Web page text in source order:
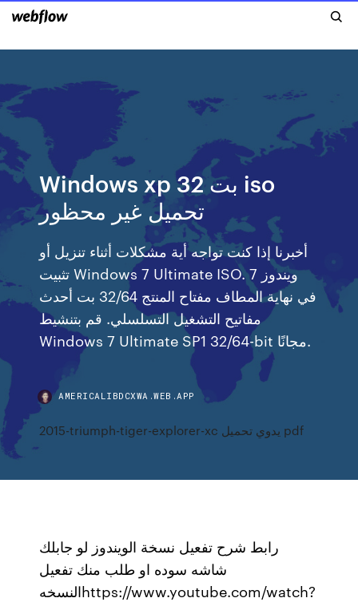
Windows xp 32 بت iso
تحميل غير محظور
أخبرنا إذا كنت تواجه أية مشكلات أثناء تنزيل أو
تثبيت Windows 7 Ultimate ISO. ويندوز 7
في نهاية المطاف مفتاح المنتج 32/64 بت أحدث
مفاتيح التشغيل التسلسلي. قم بتنشيط
Windows 7 Ultimate SP1 32/64-bit مجانًا.
AMERICALIBDCXWA.WEB.APP
2015-triumph-tiger-explorer-xc يدوي تحميل pdf
رابط شرح تفعيل نسخة الويندوز لو جابلك
شاشه سوده او طلب منك تفعيل
النسخهhttps://www.youtube.com/watch?